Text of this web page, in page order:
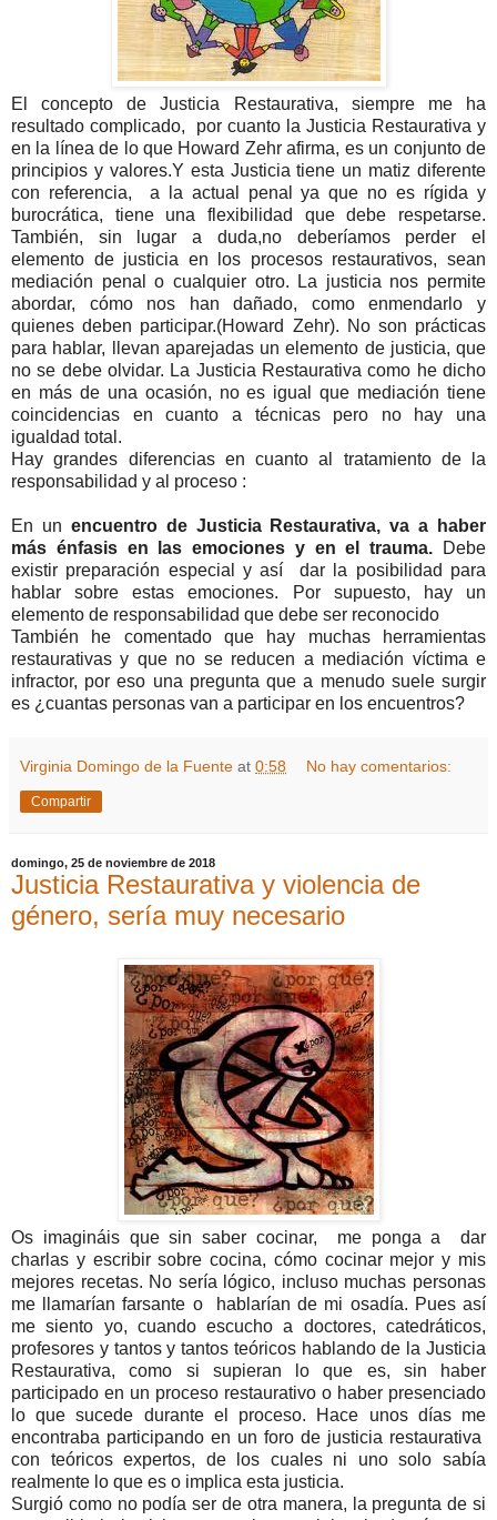
El concepto de Justicia Restaurativa, siempre me ha
resultado complicado, por cuanto la Justicia Restaurativa y
en la línea de lo que Howard Zehr afirma, es un conjunto de
principios y valores.Y esta Justicia tiene un matiz diferente
con referencia, a la actual penal ya que no es rígida y
burocrática, tiene una flexibilidad que debe respetarse.
También, sin lugar a duda,no deberíamos perder el
elemento de justicia en los procesos restaurativos, sean
mediación penal o cualquier otro. La justicia nos permite
abordar, cómo nos han dañado, como enmendarlo y
quienes deben participar.(Howard Zehr). No son prácticas
para hablar, llevan aparejadas un elemento de justicia, que
no se debe olvidar. La Justicia Restaurativa como he dicho
en más de una ocasión, no es igual que mediación tiene
coincidencias en cuanto a técnicas pero no hay una
igualdad total.
Hay grandes diferencias en cuanto al tratamiento de la
responsabilidad y al proceso :
En un encuentro de Justicia Restaurativa, va a haber
más énfasis en las emociones y en el trauma.
Debe
existir preparación especial y así dar la posibilidad para
hablar sobre estas emociones. Por supuesto, hay un
elemento de responsabilidad que debe ser reconocido
También he comentado que hay muchas herramientas
restaurativas y que no se reducen a mediación víctima e
infractor, por eso una pregunta que a menudo suele surgir
es ¿cuantas personas van a participar en los encuentros?
Virginia Domingo de la Fuente at 0:58 No hay comentarios:
Compartir
domingo, 25 de noviembre de 2018
Justicia Restaurativa y violencia de
género, sería muy necesario
Os imagináis que sin saber cocinar, me ponga a dar
charlas y escribir sobre cocina, cómo cocinar mejor y mis
mejores recetas. No sería lógico, incluso muchas personas
me llamarían farsante o hablarían de mi osadía. Pues así
me siento yo, cuando escucho a doctores, catedráticos,
profesores y tantos y tantos teóricos hablando de la Justicia
Restaurativa, como si supieran lo que es, sin haber
participado en un proceso restaurativo o haber presenciado
lo que sucede durante el proceso. Hace unos días me
encontraba participando en un foro de justicia restaurativa
con teóricos expertos, de los cuales ni uno solo sabía
realmente lo que es o implica esta justicia.
Surgió como no podía ser de otra manera, la pregunta de si